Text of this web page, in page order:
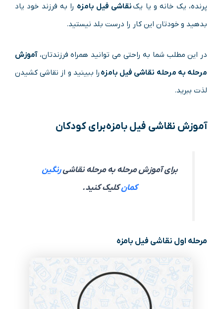
پرنده، یک خانه و یا یک نقاشی فیل بامزه را به فرزند خود یاد
بدهید و خودتان این کار را درست بلد نیستید.
در این مطلب شما به راحتی می توانید همراه فرزندتان،آموزش
مرحله به مرحله نقاشی فیل بامزه را ببینید و از نقاشی کشیدن
لذت ببرید.
آموزش نقاشی فیل بامزهبرای کودکان
برای آموزش مرحله به مرحله نقاشیرنگین
کمانکلیک کنید.
مرحله اول نقاشی فیل بامزه